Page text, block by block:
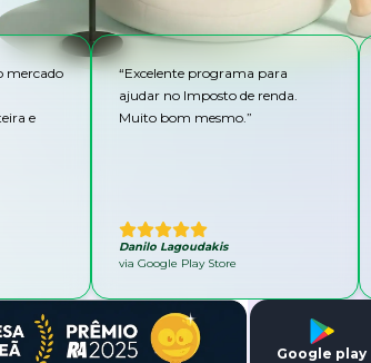
mercado
e
“Excelente programa para
ajudar no Imposto de renda.
Muito bom mesmo.”
Danilo Lagoudakis
via Google Play Store
Google play